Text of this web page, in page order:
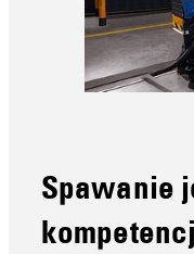
Spawanie